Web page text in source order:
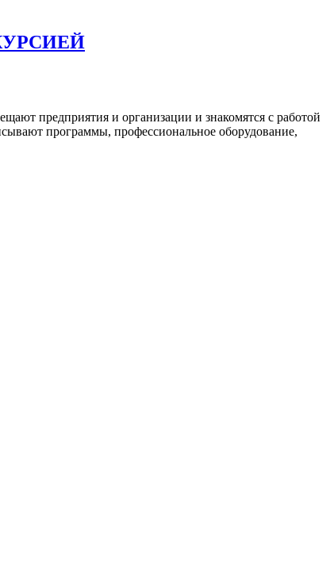
предприятия и организации и знакомятся с работой
программы, профессиональное оборудование,